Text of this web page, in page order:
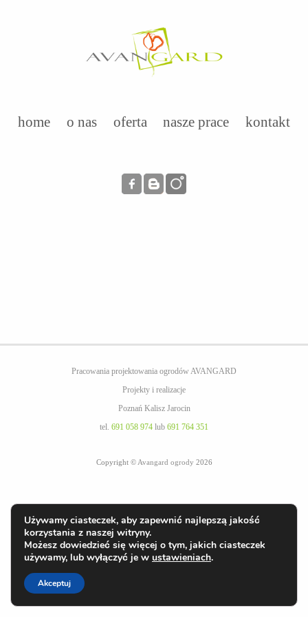
home o nas oferta nasze prace kontakt
Pracowania projektowania ogrodów AVANGARD
Projekty i realizacje
Poznań Kalisz Jarocin
tel. 691 058 974 lub 691 764 351
Copyright ©Avangard ogrody 2026
Używamy ciasteczek, aby zapewnić najlepszą jakość
korzystania z naszej witryny.
Możesz dowiedzieć się więcej o tym, jakich ciasteczek
używamy, lub wyłączyć je w ustawieniach.
Akceptuj